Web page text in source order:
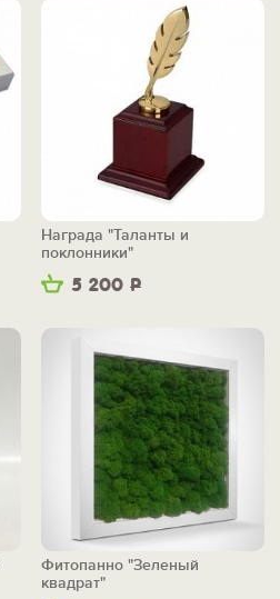
5 200 Р
Награда "Таланты и
поклонники"
Фитопанно "Зеленый
квадрат"